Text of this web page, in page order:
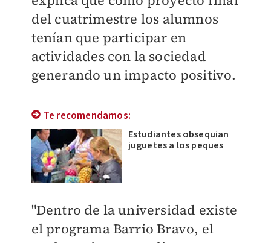
del cuatrimestre los alumnos
tenían que participar en
actividades con la sociedad
generando un impacto positivo.
Te recomendamos:
Estudiantes obsequian
juguetes a los peques
"Dentro de la universidad existe
el programa Barrio Bravo, el